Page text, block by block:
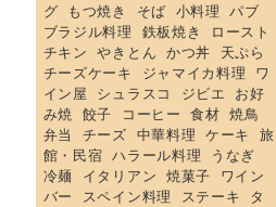
グ
もつ焼き そば 小料理
パブ
ブラジル料理
鉄板焼き
ロースト
チキン
やきとん かつ丼
天ぷら
チーズケーキ
ジャマイカ料理
ワ
イン屋
シュラスコ ジビエ
お好
み焼
餃子 コーヒー 食材
焼鳥
弁当
チーズ 中華料理 ケーキ
旅
館・民宿
ハラール料理
うなぎ
冷麺
イタリアン 焼菓子
ワイン
バー
スペイン料理 ステーキ
タ